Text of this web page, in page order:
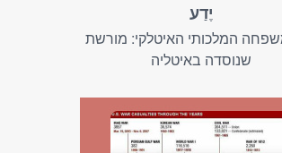
יֶדַע
המלכותי האיטלקי: מורשת
שנוסדה באיטליה